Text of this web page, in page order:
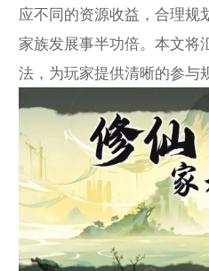
应不同的资源收益，合理规
家族发展事半功倍。本文将
法，为玩家提供清晰的参与